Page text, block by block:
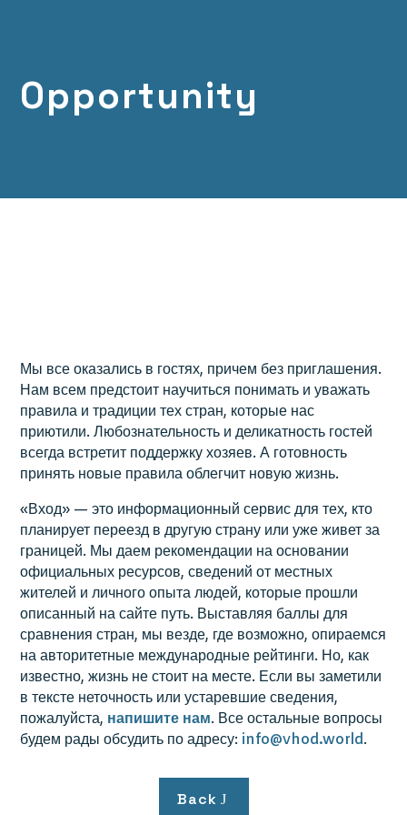
Opportunity
Мы все оказались в гостях, причем без приглашения.
Нам всем предстоит научиться понимать и уважать
правила и традиции тех стран, которые нас
приютили. Любознательность и деликатность гостей
всегда встретит поддержку хозяев. А готовность
принять новые правила облегчит новую жизнь.
«Вход» — это информационный сервис для тех, кто
планирует переезд в другую страну или уже живет за
границей. Мы даем рекомендации на основании
официальных ресурсов, сведений от местных
жителей и личного опыта людей, которые прошли
описанный на сайте путь. Выставляя баллы для
сравнения стран, мы везде, где возможно, опираемся
на авторитетные международные рейтинги. Но, как
известно, жизнь не стоит на месте. Если вы заметили
в тексте неточность или устаревшие сведения,
пожалуйста, напишите нам. Все остальные вопросы
будем рады обсудить по адресу: info@vhod.world.
Back